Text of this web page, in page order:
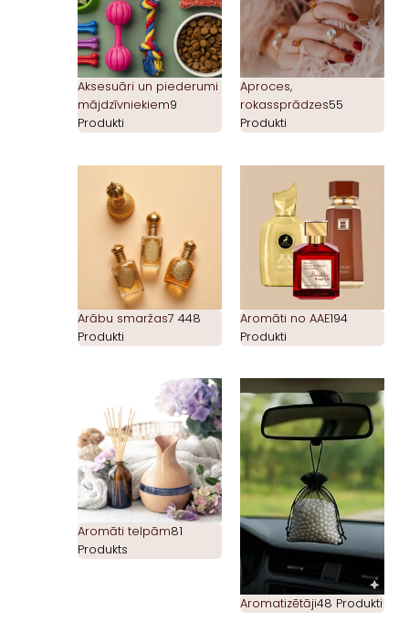
Aksesuāri un piederumi
mājdzīvniekiem9
Produkti
Aproces,
rokassprādzes55
Produkti
Arābu smaržas7 448
Produkti
Aromāti no AAE194
Produkti
Aromāti telpām81
Produkts
Aromatizētāji48 Produkti